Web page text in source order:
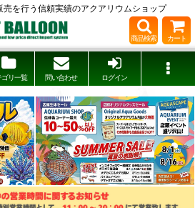
を行う信頼実績のアクアリウムショップ
商品検索 カート
ゴリ一覧 問い合わせ ログイン